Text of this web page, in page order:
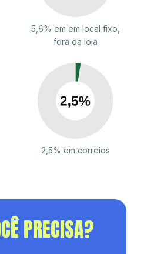
5,6% em em local fixo,
fora da loja
2,5% em correios
PRECISA?